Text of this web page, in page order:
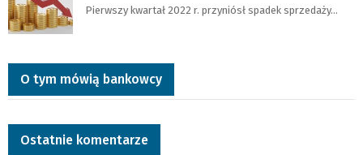
Pierwszy kwartał 2022 r. przyniósł spadek sprzedaży…
O tym mówią bankowcy
Ostatnie komentarze